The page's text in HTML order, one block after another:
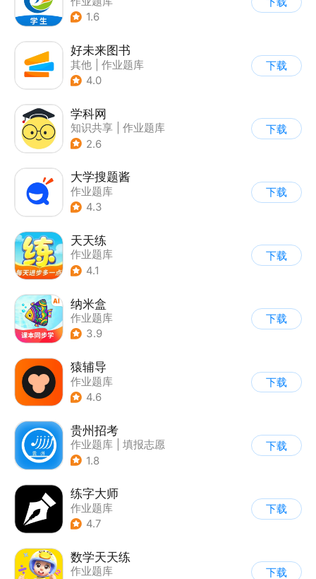
1.6
好未来图书
其他
作业题库
| 学生课堂
4.0
下载
学科网
知识共享
作业题库
2.6
下载
大学搜题酱
作业题库
4.3
下载
天天练
作业题库
4.1
下载
纳米盒
作业题库
3.9
下载
猿辅导
作业题库
4.6
下载
贵州招考
作业题库
填报志愿
1.8
下载
练字大师
作业题库
4.7
下载
数学天天练
作业题库
下载